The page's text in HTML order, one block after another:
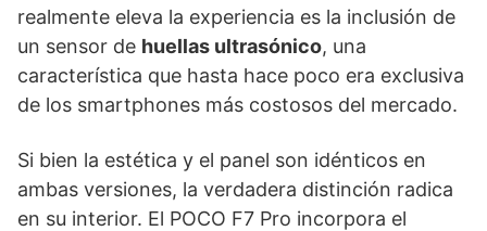
realmente eleva la experiencia es la inclusión de
un sensor de huellas ultrasónico, una
característica que hasta hace poco era exclusiva
de los smartphones más costosos del mercado.
Si bien la estética y el panel son idénticos en
ambas versiones, la verdadera distinción radica
en su interior. El POCO F7 Pro incorpora el